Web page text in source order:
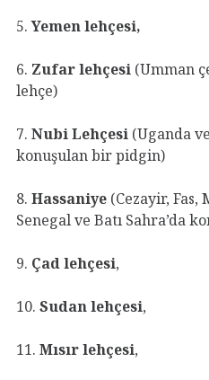
5.Yemen lehçesi,
6. Zufar lehçesi (Umman
lehçe)
7. Nubi Lehçesi (Uganda
konuşulan bir pidgin)
8. Hassaniye (Cezayir,
Senegal ve Batı Sahra’da
9. Çad lehçesi,
10. Sudan lehçesi,
11. Mısır lehçesi,